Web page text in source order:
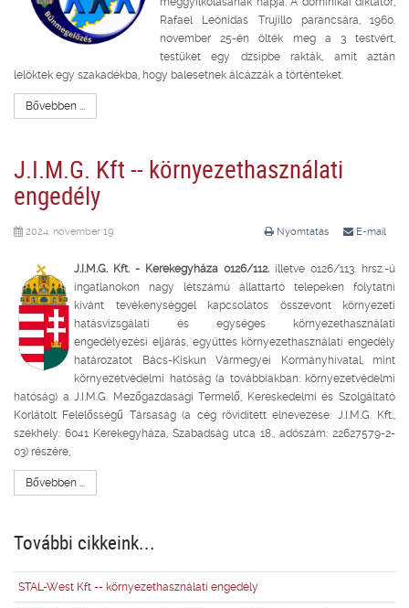
Rafael Leónidas Trujillo parancsára, 1960.
november 25-én ölték meg a 3 testvért,
testüket egy dzsipbe rakták, amit aztán
lelöktek egy szakadékba, hogy balesetnek álcázzák a történteket.
Bővebben ...
J.I.M.G. Kft -- környezethasználati
engedély
Nyomtatás E-mail
2024. november 19.
J.I.M.G. Kft. - Kerekegyháza 0126/112. illetve 0126/113. hrsz.-ú
ingatlanokon nagy létszámú állattartó telepeken folytatni
kívánt tevékenységgel kapcsolatos összevont környezeti
hatásvizsgálati és egységes környezethasználati
engedélyezési eljárás, együttes környezethasználati engedély
határozatot Bács-Kiskun Vármegyei Kormányhivatal, mint
környezetvédelmi hatóság (a továbbiakban: környezetvédelmi
hatóság) a J.I.M.G. Mezőgazdasági Termelő, Kereskedelmi és Szolgáltató
Korlátolt Felelősségű Társaság (a cég rövidített elnevezése: J.I.M.G. Kft.,
székhely: 6041 Kerekegyháza, Szabadság utca 18., adószám: 22627579-2-
03) részére,
Bővebben ...
További cikkeink...
STAL-West Kft -- környezethasználati engedély